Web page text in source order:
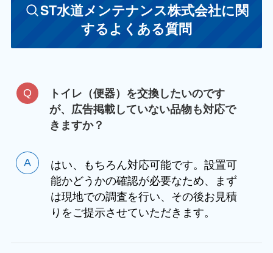
ST水道メンテナンス株式会社に関
するよくある質問
トイレ（便器）を交換したいのです
が、広告掲載していない品物も対応で
きますか？
はい、もちろん対応可能です。設置可
能かどうかの確認が必要なため、まず
は現地での調査を行い、その後お見積
りをご提示させていただきます。